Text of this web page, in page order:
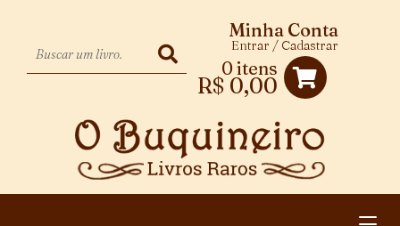
0 itens
R$ 0,00
Minha Conta
Entrar / Cadastrar